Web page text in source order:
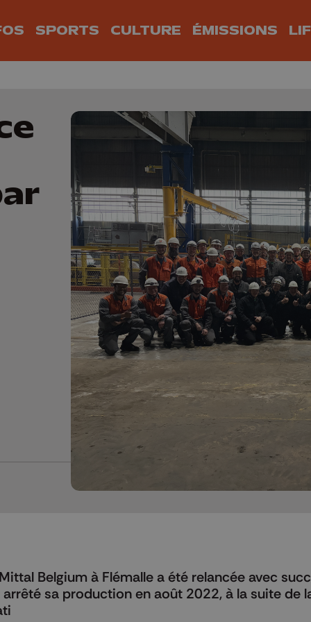
SPORTS CULTURE ÉMISSIONS
Belgium à Flémalle a été relancée avec
sa production en août 2022, à la suite de